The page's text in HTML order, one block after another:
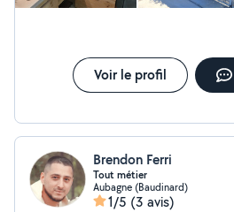
Voir le profil
Brendon Ferri
Tout métier
Aubagne (Baudinard)
1/5 (3 avis)